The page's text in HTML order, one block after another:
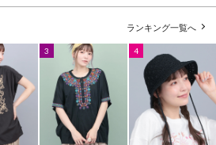
ランキング一覧へ
3 4